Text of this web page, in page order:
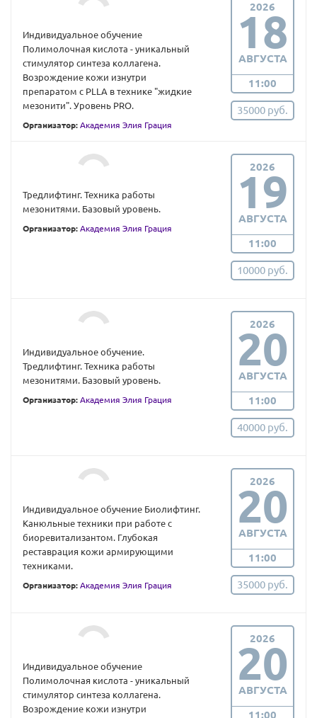
Индивидуальное обучение
Полимолочная кислота - уникальный
стимулятор синтеза коллагена.
Возрождение кожи изнутри
препаратом с PLLA в технике "жидкие
мезонити". Уровень PRO.
Организатор: Академия Элия Грация
2026
18
АВГУСТА
11:00
35000 руб.
Тредлифтинг. Техника работы
мезонитями. Базовый уровень.
Организатор: Академия Элия Грация
2026
19
АВГУСТА
11:00
10000 руб.
Индивидуальное обучение.
Тредлифтинг. Техника работы
мезонитями. Базовый уровень.
Организатор: Академия Элия Грация
2026
20
АВГУСТА
11:00
40000 руб.
Индивидуальное обучение Биолифтинг.
Канюльные техники при работе с
биоревитализантом. Глубокая
реставрация кожи армирующими
техниками.
Организатор: Академия Элия Грация
2026
20
АВГУСТА
11:00
35000 руб.
Индивидуальное обучение
Полимолочная кислота - уникальный
стимулятор синтеза коллагена.
Возрождение кожи изнутри
2026
20
АВГУСТА
11:00